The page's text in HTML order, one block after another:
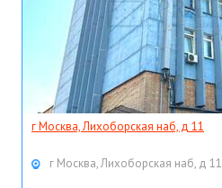
г Москва, Лихоборская наб, д 11
г Москва, Лихоборская наб, д 11